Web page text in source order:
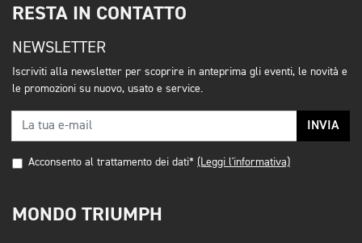
RESTA IN CONTATTO
NEWSLETTER
Iscriviti alla newsletter per scoprire in anteprima gli eventi, le novità e
le promozioni su nuovo, usato e service.
INVIA
Acconsento al trattamento dei dati* (Leggi l'informativa)
MONDO TRIUMPH